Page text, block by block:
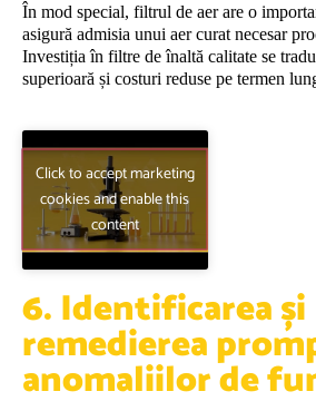
În mod special, filtrul de aer are o
asigură admisia unui aer curat necesar
Investiția în filtre de înaltă calitate se
superioară și costuri reduse pe termen
Click to accept marketing
cookies and enable this
content
6. Identificarea și
remedierea
anomaliilor de